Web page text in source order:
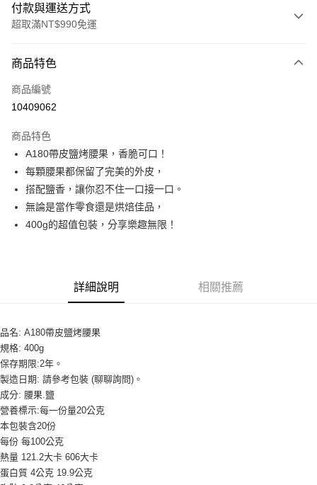
付款與運送方式
超取滿NT$990免運
信用卡一次付款
超商取貨付款
Apple Pay
街口支付
悠遊付
全盈+PAY
【關於「AFTEE先享後付」】
AFTEE先享後付是「在收到商品之後才付款」的支付方式。 讓您購物簡單
１．簡單：不需註冊會員、不需綁卡、不需儲值。
２．便利：只要手機號碼，簡訊認證，即可結帳。
３．安心：先確認商品／服務後，再付款。
【「AFTEE先享後付」結帳流程】
１．於結帳方式選擇「AFTEE先享後付」後，將跳轉至「AFTEE先享後付」
２．訂單成立數日內，您將收到繳費通知簡訊。
３．收到繳費通知簡訊後14天內，點擊此簡訊中的連結，可透過四大超商／
ATM／網路銀行／等多元方式進行付款，方視為交易完成。
※ 請注意：結帳手續完成當下不需立刻繳費，但若您需要取消訂單，請聯絡
購買商品的店家。未經商家同意取消之訂單仍視為有效，需透過AFTEE先享
後付繳納相關費用。
運送方式
全家取貨付款-重量限制含紙箱10kg，請控制商品重量在9~9.5
kg
每筆NT$90，滿NT$990(含以上)免運費
付款後全家取貨-重量限制含紙箱10kg，請控制商品重量在9~
9.5kg
每筆NT$90，滿NT$990(含以上)免運費
商品特色
商品編號
10409062
商品特色
A180帶皮鹽烤腰果，香脆可口！
每顆腰果都保留了完美的外皮，
搭配鹽香，讓你忍不住一口接一口。
無論是當作零食還是烘焙佳品，
400g的超值包裝，分享樂趣無限！
詳細說明 相關推薦
品名: A180帶皮鹽烤腰果
規格: 400g
保存期限:2年。
製造日期: 請參考包裝 (聊聊詢問)。
成分: 腰果.鹽
營養標示:每一份量20公克
本包裝含20份
每份 每100公克
熱量 121.2大卡 606大卡
蛋白質 4公克 19.9公克